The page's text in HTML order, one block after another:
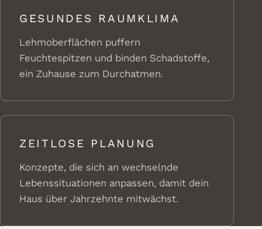
GESUNDES RAUMKLIMA
Lehmoberflächen puffern
Feuchtespitzen und binden Schadstoffe,
ein Zuhause zum Durchatmen.
ZEITLOSE PLANUNG
Konzepte, die sich an wechselnde
Lebenssituationen anpassen, damit dein
Haus über Jahrzehnte mitwächst.